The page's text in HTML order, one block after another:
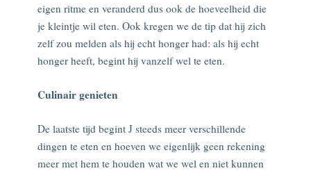
eigen ritme en veranderd dus ook de hoeveelheid die
je kleintje wil eten. Ook kregen we de tip dat hij zich
zelf zou melden als hij echt honger had: als hij echt
honger heeft, begint hij vanzelf wel te eten.
Culinair genieten
De laatste tijd begint J steeds meer verschillende
dingen te eten en hoeven we eigenlijk geen rekening
meer met hem te houden wat we wel en niet kunnen